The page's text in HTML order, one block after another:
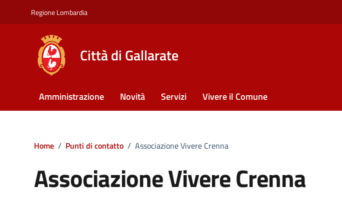
Regione Lombardia
Città di Gallarate
Amministrazione Novità Servizi Vivere il Comune
Home / Punti di contatto / Associazione Vivere Crenna
Associazione Vivere Crenna